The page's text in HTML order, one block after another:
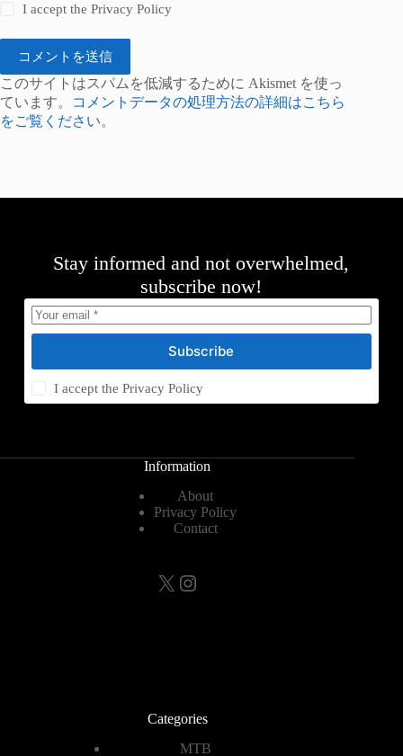
I accept thePrivacy Policy
コメントを送信
このサイトはスパムを低減するために Akismet を使っ
ています。
コメントデータの処理方法の詳細はこちら
をご覧ください。
Stay informed and not overwhelmed,
subscribe now!
Subscribe
I accept thePrivacy Policy
Information
About
Privacy Policy
Contact
X Instagram
Categories
MTB